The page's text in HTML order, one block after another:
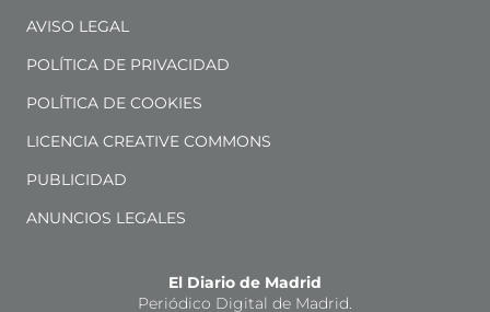
AVISO LEGAL
POLÍTICA DE PRIVACIDAD
POLÍTICA DE COOKIES
LICENCIA CREATIVE COMMONS
PUBLICIDAD
ANUNCIOS LEGALES
El Diario de Madrid
Periódico Digital de Madrid.